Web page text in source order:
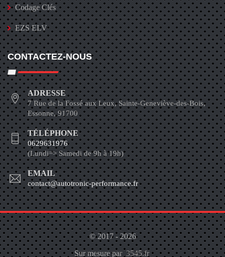
Codage Clés
EZS ELV
CONTACTEZ-NOUS
ADRESSE
7 Rue de la Fossé aux Leux, Sainte-Geneviève-des-Bois,
Essonne, 91700
TÉLÉPHONE
0629631976
(Lundi=> Samedi de 9h à 19h)
EMAIL
contact@autotronic-performance.fr
© 2017 - 2026
Sur mesure par 3545.fr